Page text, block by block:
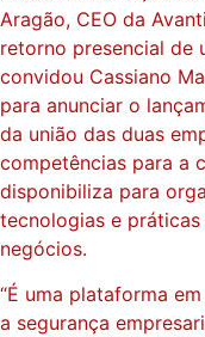
Aragão, CEO da
retorno presencial de
convidou Cassiano
para anunciar o
da união das duas
competências para a
disponibiliza para
tecnologias e
negócios.
“É uma plataforma
a segurança